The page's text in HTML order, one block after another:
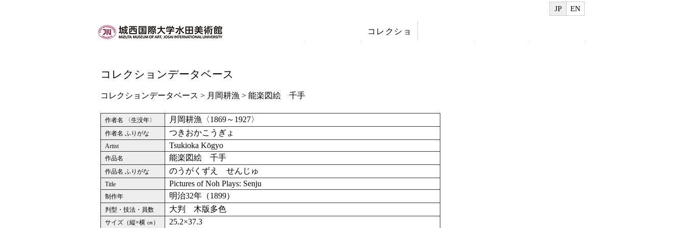
EN
JP
コレクションデータベース
コレクションデータベース > 月岡耕漁 > 能楽図絵 千手
作者名 〈生没年〉 月岡耕漁〈1869～1927〉
作者名 ふりがな つきおかこうぎょ
Artist Tsukioka Kōgyo
作品名 能楽図絵 千手
作品名 ふりがな のうがくずえ せんじゅ
Title Pictures of Noh Plays: Senju
制作年 明治32年（1899）
判型・技法・員数 大判 木版多色
サイズ（縦×横 ㎝） 25.2×37.3
コレクショ